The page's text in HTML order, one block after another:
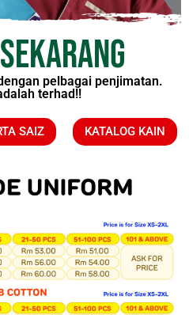
pelbagai penjimatan.
terhad!!
SAIZ KATALOG KAIN